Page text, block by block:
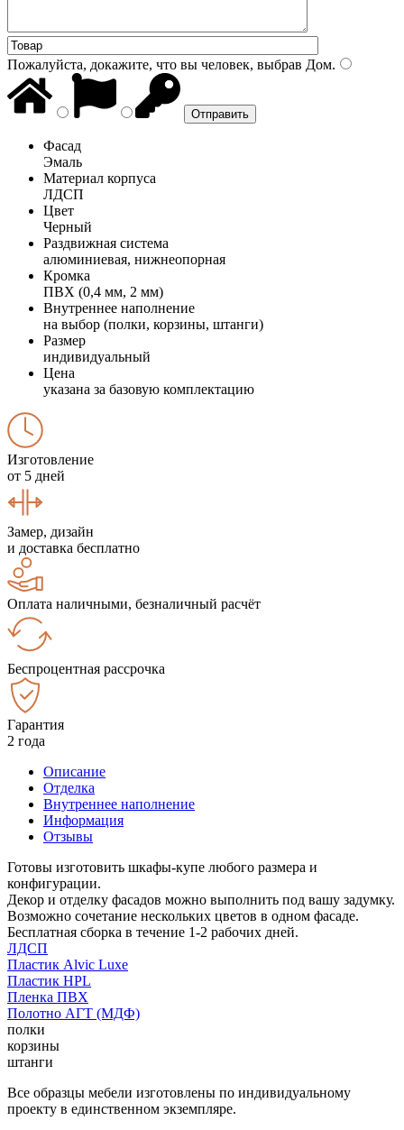
Пожалуйста, докажите, что вы человек, выбрав Дом.
Фасад
Эмаль
Материал корпуса
ЛДСП
Цвет
Черный
Раздвижная система
алюминиевая, нижнеопорная
Кромка
ПВХ (0,4 мм, 2 мм)
Внутреннее наполнение
на выбор (полки, корзины, штанги)
Размер
индивидуальный
Цена
указана за базовую комплектацию
Изготовление
от 5 дней
Замер, дизайн
и доставка бесплатно
Оплата наличными, безналичный расчёт
Беспроцентная рассрочка
Гарантия
2 года
Описание
Отделка
Внутреннее наполнение
Информация
Отзывы
Готовы изготовить шкафы-купе любого размера и
конфигурации.
Декор и отделку фасадов можно выполнить под вашу задумку.
Возможно сочетание нескольких цветов в одном фасаде.
Бесплатная сборка в течение 1-2 рабочих дней.
ЛДСП
Пластик Alvic Luxe
Пластик HPL
Пленка ПВХ
Полотно АГТ (МДФ)
полки
корзины
штанги
Все образцы мебели изготовлены по индивидуальному
проекту в единственном экземпляре.